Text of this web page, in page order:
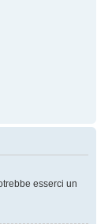
esserci un